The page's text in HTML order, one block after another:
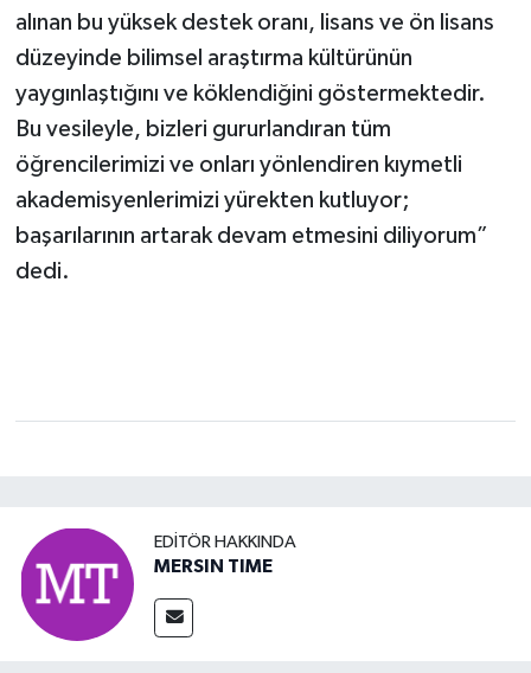
alınan bu yüksek destek oranı, lisans ve ön lisans
düzeyinde bilimsel araştırma kültürünün
yaygınlaştığını ve köklendiğini göstermektedir.
Bu vesileyle, bizleri gururlandıran tüm
öğrencilerimizi ve onları yönlendiren kıymetli
akademisyenlerimizi yürekten kutluyor;
başarılarının artarak devam etmesini diliyorum”
dedi.
EDITÖR HAKKINDA
MERSIN TIME